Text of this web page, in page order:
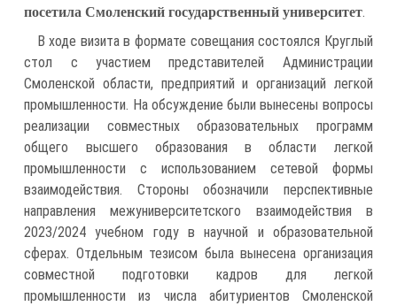
посетила Смоленский государственный университет.
В ходе визита в формате совещания состоялся Круглый
стол с участием представителей Администрации
Смоленской области, предприятий и организаций легкой
промышленности. На обсуждение были вынесены вопросы
реализации совместных образовательных программ
общего высшего образования в области легкой
промышленности с использованием сетевой формы
взаимодействия. Стороны обозначили перспективные
направления межуниверситетского взаимодействия в
2023/2024 учебном году в научной и образовательной
сферах. Отдельным тезисом была вынесена организация
совместной подготовки кадров для легкой
промышленности из числа абитуриентов Смоленской